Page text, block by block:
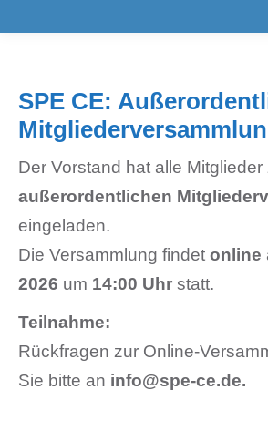
SPE CE:
Der Vorstand hat alle Mitglieder
außerordentlichen
eingeladen.
Die Versammlung findet online
2026 um 14:00 Uhr statt.
Teilnahme:
Rückfragen zur
Sie bitte an info@spe-ce.de.